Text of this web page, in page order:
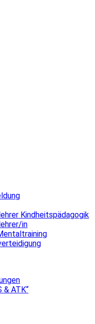
Kindheitspädagogik
in
& ATK“